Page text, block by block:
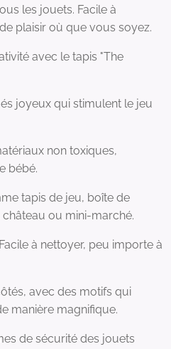
les jouets. Facile à
plaisir où que vous soyez.
avec le tapis "The
joyeux qui stimulent le jeu
non toxiques,
bébé.
tapis de jeu, boîte de
ou mini-marché.
à nettoyer, peu importe à
avec des motifs qui
manière magnifique.
de sécurité des jouets